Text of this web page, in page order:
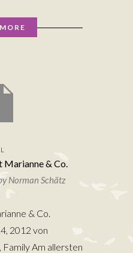
& Co.
Norman Schätz
& Co.
2012 von
Am allersten